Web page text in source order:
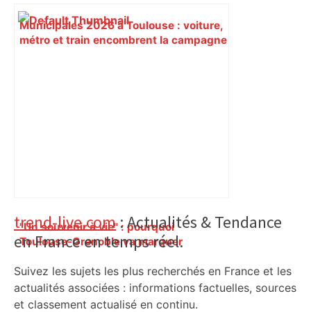
Municipales 2026 à Toulouse : voiture,
métro et train encombrent la campagne
"Un souvenir à vie" : pourquoi
Toulouse-Grenoble va marquer
Actu.fr
Primary
Sidebar
trend-live.com: Actualités & Tendance
en France en temps réel.
Suivez les sujets les plus recherchés en France et les
actualités associées : informations factuelles, sources
et classement actualisé en continu.